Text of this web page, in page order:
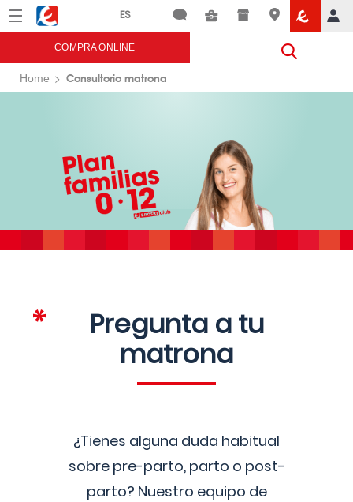
Menú Eroski
COMPRA ONLINE
Home Consultorio matrona
Pregunta a tu
matrona
¿Tienes alguna duda habitual
sobre pre-parto, parto o post-
parto? Nuestro equipo de